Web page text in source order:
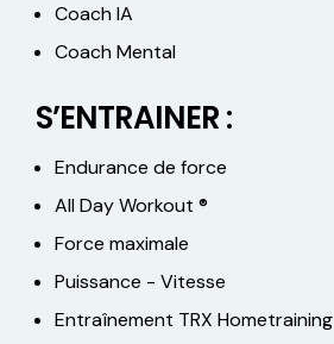
Coach IA
Coach Mental
S’ENTRAINER :
Endurance de force
All Day Workout ®
Force maximale
Puissance - Vitesse
Entraînement TRX Hometraining